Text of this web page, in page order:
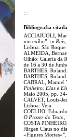
:::
Bibliografia citada
ACCIAIUOLI,
um exílio”, in
Lisboa: São
ALMEIDA,
Olhão: Galeria da
de 16 a 30 de
BARTHES,
BARTHES,
CABRAL, Manuel
Pinheiro. Elas e
Maio 2005, pp.
CALVET, Louis-
Lisboa: Veja.
COELHO,
O Prazer do Texto
COSTA
Jürgen Claus no
«Figures